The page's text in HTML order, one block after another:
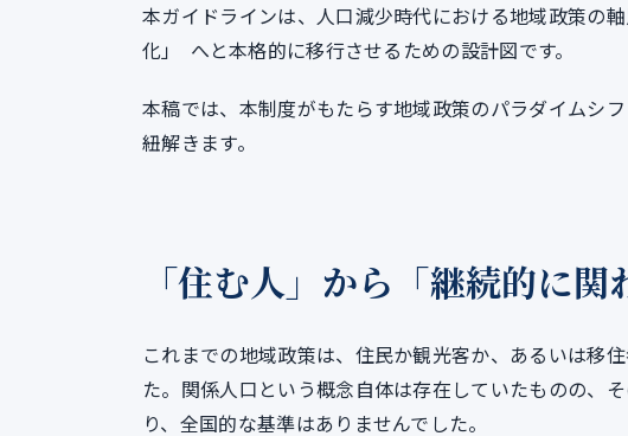
本ガイドラインは、人口減少時代における地域政策の
化」 へと本格的に移行させるための設計図です。
本稿では、本制度がもたらす地域政策のパラダイムシ
紐解きます。
「住む人」から「継続的に
これまでの地域政策は、住民か観光客か、あるいは移
た。関係人口という概念自体は存在していたものの、
り、全国的な基準はありませんでした。